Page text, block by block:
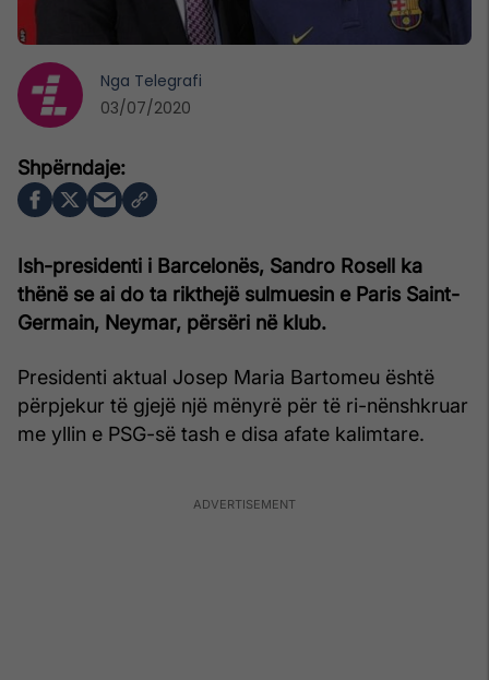
Ish-presidenti i Barcelonës, Sandro Rosell ka
thënë se ai do ta rikthejë sulmuesin e Paris Saint-
Germain, Neymar, përsëri në klub.
Presidenti aktual Josep Maria Bartomeu është
përpjekur të gjejë një mënyrë për të ri-nënshkruar
me yllin e PSG-së tash e disa afate kalimtare.
Nga Telegrafi
03/07/2020